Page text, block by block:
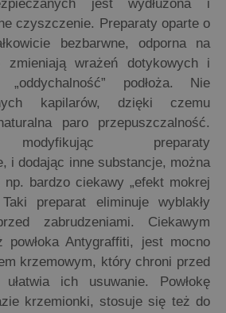
jest wydłużona i
czyszczenie. Preparaty oparte o
bezbarwne, odporna na
zmieniają wrażeń dotykowych i
„oddychalność” podłoża. Nie
kapilarów, dzięki czemu
paro przepuszczalność.
modyfikując preparaty
i dodając inne substancje, można
bardzo ciekawy „efekt mokrej
preparat eliminuje wyblakły
zabrudzeniami. Ciekawym
powłoka Antygraffiti, jest mocno
krzemowym, który chroni przed
ich usuwanie. Powłokę
krzemionki, stosuje się też do